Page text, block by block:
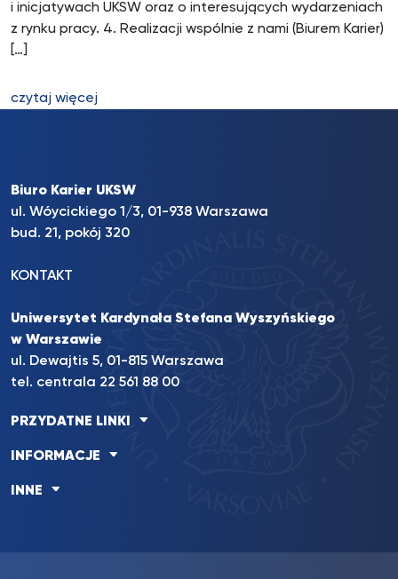
i inicjatywach UKSW oraz o interesujących wydarzeniach
z rynku pracy. 4. Realizacji wspólnie z nami (Biurem Karier)
[…]
czytaj więcej
Biuro Karier UKSW
ul. Wóycickiego 1/3, 01-938 Warszawa
bud. 21, pokój 320
KONTAKT
Uniwersytet Kardynała Stefana Wyszyńskiego
w Warszawie
ul. Dewajtis 5, 01-815 Warszawa
tel. centrala 22 561 88 00
PRZYDATNE LINKI
INFORMACJE
INNE